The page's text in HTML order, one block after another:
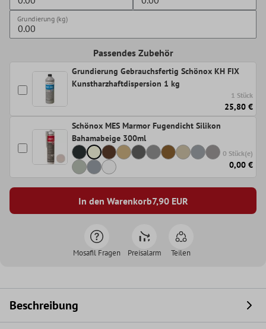
Grundierung (kg)
Passendes Zubehör
Grundierung Gebrauchsfertig Schönox KH FIX
Kunstharzhaftdispersion 1 kg
1 Stück
25,80 €
Schönox MES Marmor Fugendicht Silikon
Bahamabeige 300ml
0 Stück(e)
0,00 €
In den Warenkorb7,90EUR
Mosafil Fragen Preisalarm Teilen
Beschreibung